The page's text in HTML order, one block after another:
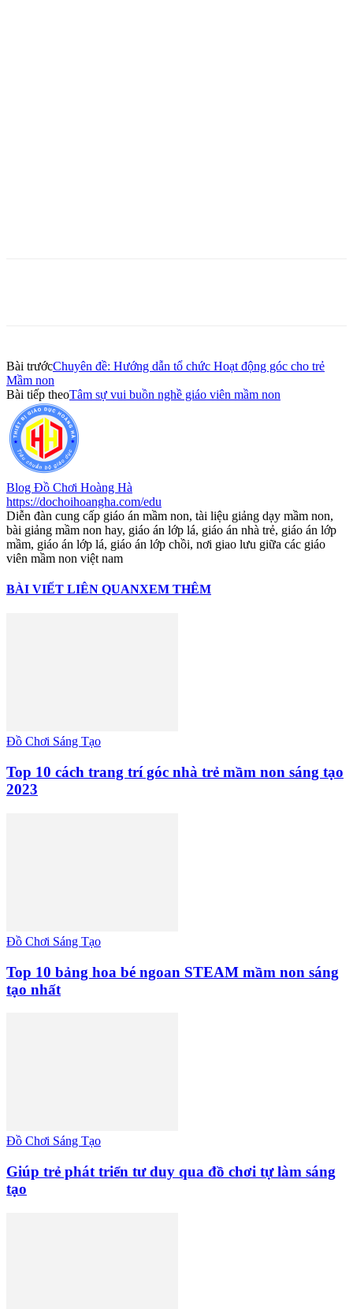
Bài trướcChuyên đề: Hướng dẫn tổ chức Hoạt động góc cho trẻ
Mầm non
Bài tiếp theoTâm sự vui buồn nghề giáo viên mầm non
Blog Đồ Chơi Hoàng Hà
https://dochoihoangha.com/edu
Diễn đàn cung cấp giáo án mầm non, tài liệu giảng dạy mầm non,
bài giảng mầm non hay, giáo án lớp lá, giáo án nhà trẻ, giáo án lớp
mầm, giáo án lớp lá, giáo án lớp chồi, nơi giao lưu giữa các giáo
viên mầm non việt nam
BÀI VIẾT LIÊN QUANXEM THÊM
Đồ Chơi Sáng Tạo
Top 10 cách trang trí góc nhà trẻ mầm non sáng tạo
2023
Đồ Chơi Sáng Tạo
Top 10 bảng hoa bé ngoan STEAM mầm non sáng
tạo nhất
Đồ Chơi Sáng Tạo
Giúp trẻ phát triển tư duy qua đồ chơi tự làm sáng
tạo